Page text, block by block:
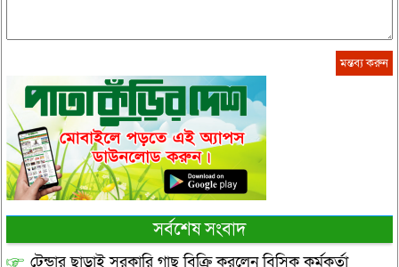
সর্বশেষ সংবাদ
টেন্ডার ছাড়াই সরকারি গাছ বিক্রি করলেন বিসিক কর্মকর্তা